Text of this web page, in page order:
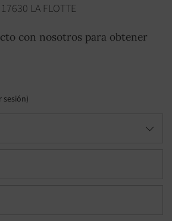
17630 LA FLOTTE
con nosotros para obtener
sesión)